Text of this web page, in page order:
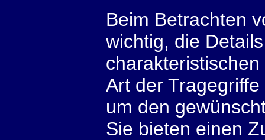
Beim Betrachten
wichtig, die
Art der
um den
Sie bieten einen